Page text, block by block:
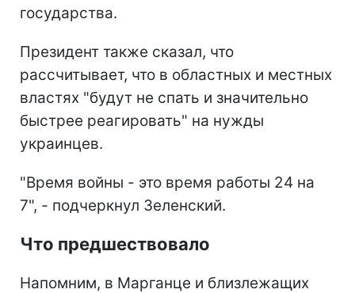
государства.
Президент также сказал, что
рассчитывает, что в областных и местных
властях "будут не спать и значительно
быстрее реагировать" на нужды
украинцев.
"Время войны - это время работы 24 на
7", - подчеркнул Зеленский.
Что предшествовало
Напомним, в Марганце и близлежащих